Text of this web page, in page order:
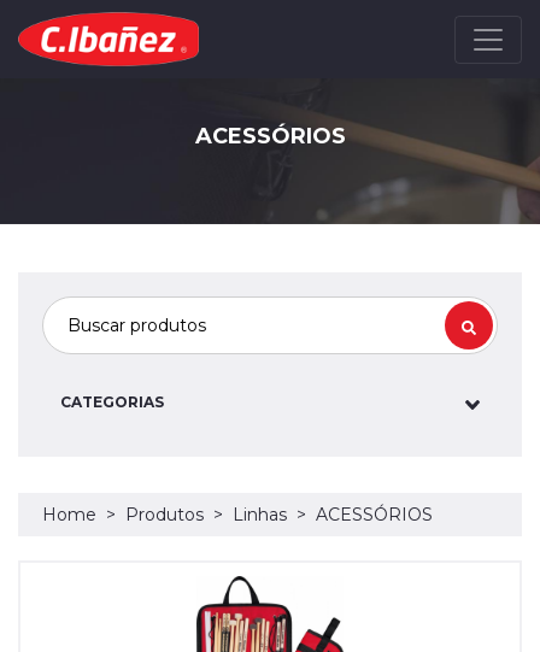
ACESSÓRIOS
CATEGORIAS
Home Produtos Linhas ACESSÓRIOS